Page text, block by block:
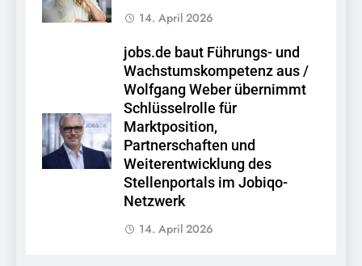
14. April 2026
jobs.de baut Führungs- und
Wachstumskompetenz aus /
Wolfgang Weber übernimmt
Schlüsselrolle für
Marktposition,
Partnerschaften und
Weiterentwicklung des
Stellenportals im Jobiqo-
Netzwerk
14. April 2026